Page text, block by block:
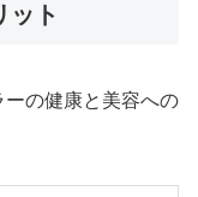
ット
の健康と美容への